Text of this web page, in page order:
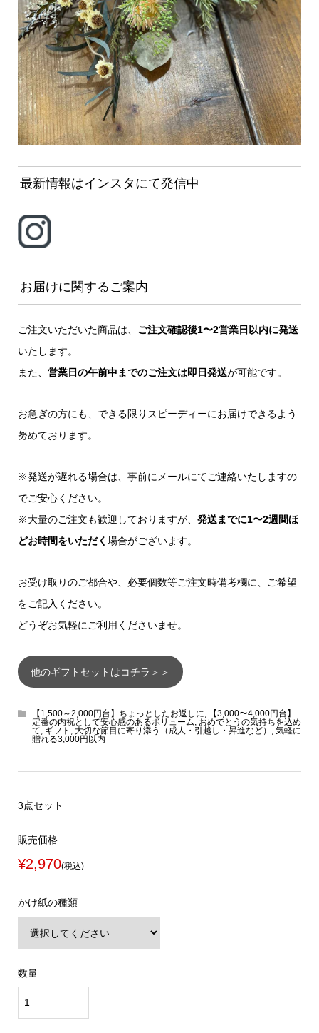
最新情報はインスタにて発信中
お届けに関するご案内
ご注文いただいた商品は、 ご注文確認後1〜2営業日以内に発送
いたします。
また、 営業日の午前中までのご注文は即日発送が可能です。
お急ぎの方にも、できる限りスピーディーにお届けできるよう
努めております。
※発送が遅れる場合は、事前にメールにてご連絡いたしますの
でご安心ください。
※大量のご注文も歓迎しておりますが、 発送までに1〜2週間ほ
どお時間をいただく 場合がございます。
お受け取りのご都合や、必要個数等ご注文時備考欄に、ご希望
をご記入ください。
どうぞお気軽にご利用くださいませ。
他のギフトセットはコチラ＞＞
【1,500～2,000円台】ちょっとしたお返しに,
【3,000〜4,000円台】
定番の内祝として安心感のあるボリューム, おめでとうの気持ちを込め
て, ギフト , 大切な節目に寄り添う（成人・引越し・昇進など） , 気軽に
贈れる3,000円以内
3点セット
販売価格
¥2,970(税込)
かけ紙の種類
数量